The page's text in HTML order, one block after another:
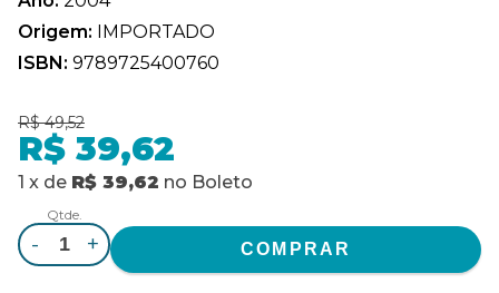
Origem: IMPORTADO
ISBN: 9789725400760
R$ 49,52
R$ 39,62
1 x de R$ 39,62 no Boleto
Qtde.
- +